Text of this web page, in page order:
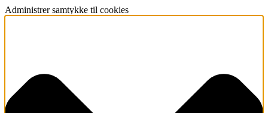
Administrer samtykke til cookies